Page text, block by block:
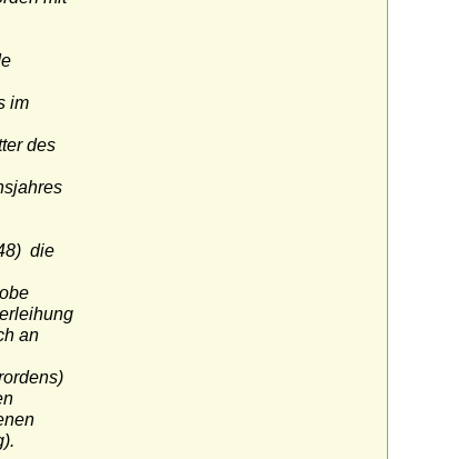
im
des
die
an